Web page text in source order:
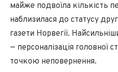
майже подвоїла кількість
наблизилася до статусу
газети Норвегії.
— персоналізація головної
точкою неповернення.